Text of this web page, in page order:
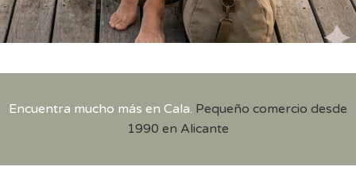
Encuentra mucho más en Cala. Pequeño comercio desde
1990 en Alicante